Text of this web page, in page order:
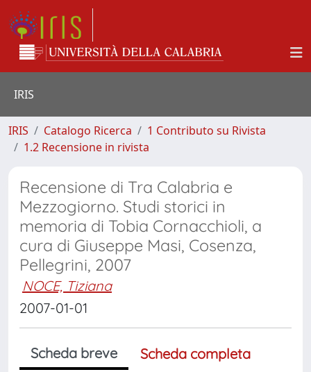
IRIS
IRIS Catalogo Ricerca
1 Contributo su Rivista
1.2 Recensione in rivista
Recensione di Tra Calabria e
Mezzogiorno. Studi storici in
memoria di Tobia Cornacchioli, a
cura di Giuseppe Masi, Cosenza,
Pellegrini, 2007
NOCE, Tiziana
2007-01-01
Scheda breve
Scheda completa